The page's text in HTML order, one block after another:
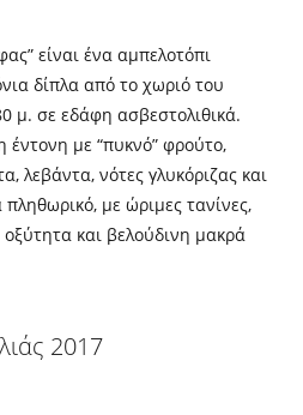
είναι ένα αμπελοτόπι
δίπλα από το χωριό του
μ. σε εδάφη ασβεστολιθικά.
έντονη με “πυκνό” φρούτο,
λεβάντα, νότες γλυκόριζας και
με ώριμες τανίνες,
και βελούδινη μακρά
2017